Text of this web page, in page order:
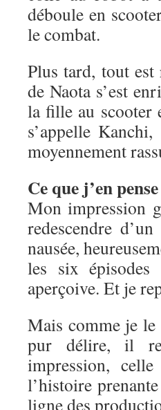
déboule en
le combat.
Plus tard, tout
de Naota s’est
la fille au scooter
s’appelle
moyennement
Ce que j’en
Mon impression
redescendre
nausée,
les six
aperçoive. Et je
Mais comme je le
pur délire, il
impression,
l’histoire
ligne des